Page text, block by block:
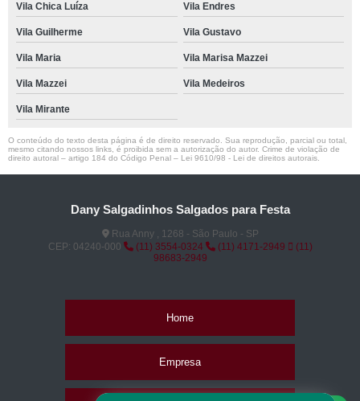
Vila Chica Luíza Vila Endres
Vila Guilherme Vila Gustavo
Vila Maria Vila Marisa Mazzei
Vila Mazzei Vila Medeiros
Vila Mirante
O conteúdo do texto desta página é de direito reservado. Sua reprodução, parcial ou total,
mesmo citando nossos links, é proibida sem a autorização do autor. Crime de violação de
direito autoral – artigo 184 do Código Penal – Lei 9610/98 - Lei de direitos autorais
Dany Salgadinhos Salgados para Festa
Rua Anny , 1268 - São Paulo - SP
CEP: 04240-000
(11) 3554-0324 (11) 4171-2949
(11)
98683-2949
Home
Empresa